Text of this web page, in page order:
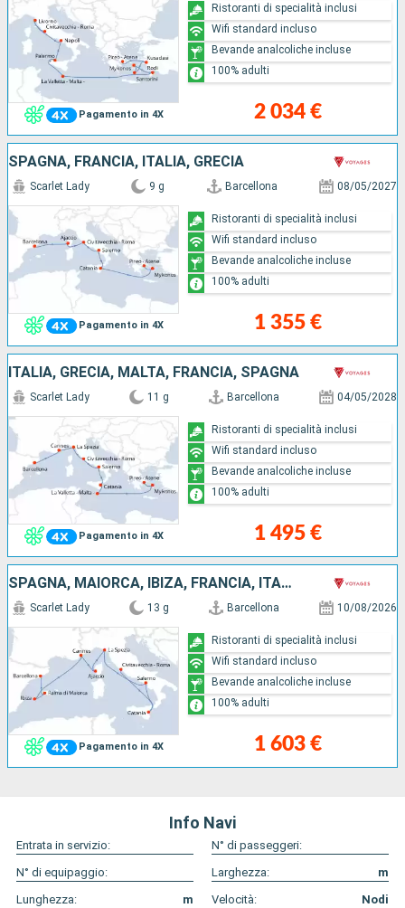
Pagamento in 4X 2 034 €
Ristoranti di specialità inclusi
Wifi standard incluso
Bevande analcoliche incluse
100% adulti
SPAGNA, FRANCIA, ITALIA, GRECIA
Pagamento in 4X
Scarlet Lady 9 g Barcellona 08/05/2027
1 355 €
Ristoranti di specialità inclusi
Wifi standard incluso
Bevande analcoliche incluse
100% adulti
ITALIA, GRECIA, MALTA, FRANCIA, SPAGNA
Pagamento in 4X
Scarlet Lady 11 g Barcellona 04/05/2028
1 495 €
Ristoranti di specialità inclusi
Wifi standard incluso
Bevande analcoliche incluse
100% adulti
SPAGNA, MAIORCA, IBIZA, FRANCIA, ITALIA
Pagamento in 4X
Scarlet Lady 13 g Barcellona 10/08/2026
1 603 €
Ristoranti di specialità inclusi
Wifi standard incluso
Bevande analcoliche incluse
100% adulti
Info Navi
Entrata in servizio:
N° di passeggeri:
N° di equipaggio:
Larghezza:
m
Lunghezza:
m Velocità: Nodi